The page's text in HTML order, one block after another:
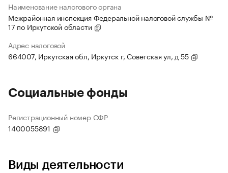
Наименование налогового органа
Межрайонная инспекция Федеральной налоговой службы №
17 по Иркутской области
Адрес налоговой
664007, Иркутская обл, Иркутск г, Советская ул, д 55
Социальные фонды
Регистрационный номер СФР
1400055891
Виды деятельности